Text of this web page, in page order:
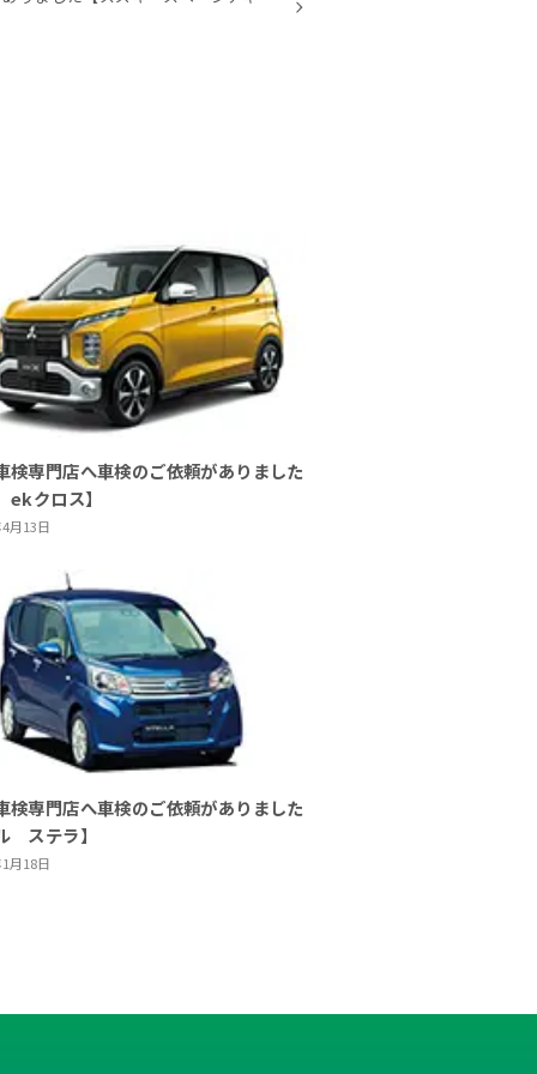
検専門店へ車検のご依頼がありました
ekクロス】
月13日
検専門店へ車検のご依頼がありました
ステラ】
月18日